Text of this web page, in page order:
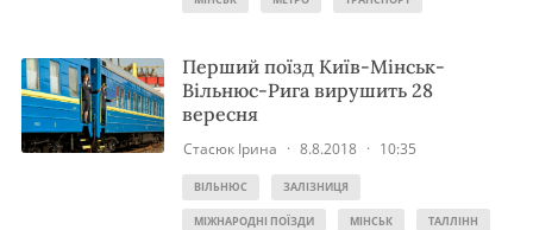
Перший поїзд Київ-Мінськ-
Вільнюс-Рига вирушить 28
вересня
Стасюк Ірина · 8.8.2018 · 10:35
ВІЛЬНЮС ЗАЛІЗНИЦЯ
МІЖНАРОДНІ ПОЇЗДИ МІНСЬК ТАЛЛІНН